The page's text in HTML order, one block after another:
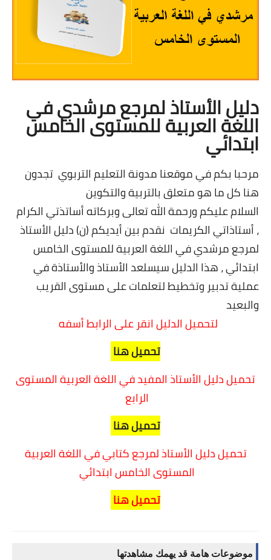
دليل الأستاذ لمرجع مرشدي في
اللغة العربية للمستوى الخامس
ابتدائي
مرحبا بكم في موقعنا مدونة التعليم التربوي تجدون
هنا كل ما هو متعلق بالتربية والتكوين
السلام عليكم ورحمة الله تعالى وبركاته أساتذتي الكرام
، أستاذاتي الكريمات نقدم بين أيديكم (ن) دليل الأستاذ
لمرجع مرشدي في اللغة العربية للمستوى الخامس
ابتدائي ، هذا الدليل سيسلعد الأستاذ والأستاذة في
عملية تدبير وتخطيط لتعلمات على مستوى القريب
والبعيد
لتحميل الدليل انقر على الرابط أسفه
تحميل هنا
تحميل دليل الأستاذ المفيد في اللغة العربية المستوى
الرابع
تحميل هنا
تحميل دليل الأستاذ لمرجع كتابي في اللغة العربية
المستوى الخامس ابتدائي
تحميل هنا
موضوعات هامة قد يهمك مشاهدتها